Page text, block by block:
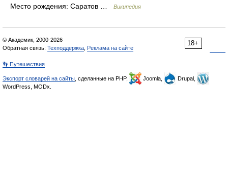
Место рождения: Саратов …
Википедия
18+
© Академик, 2000-2026
Обратная связь: Техподдержка Реклама на сайте
👣 Путешествия
Экспорт словарей на сайты , сделанные на PHP, Joomla,
Drupal,
WordPress, MODx.